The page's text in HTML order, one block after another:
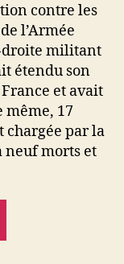
contre les
l’Armée
droite militant
étendu son
et avait
17
chargée par la
neuf morts et